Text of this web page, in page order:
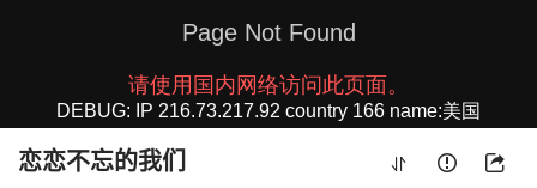
恋恋不忘的我们